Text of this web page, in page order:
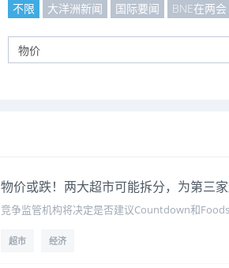
不限 大洋洲新闻 国际要闻 BNE在两会
物价或跌！两大超市可能拆分，为第三
竞争监管机构将决定是否建议Countdown和
超市 经济